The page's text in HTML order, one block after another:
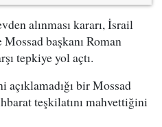
alınması kararı, İsrail
başkanı Roman
tepkiye yol açtı.
bir Mossad
teşkilatını mahvettiğini